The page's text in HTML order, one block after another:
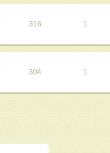
316 1
304 1